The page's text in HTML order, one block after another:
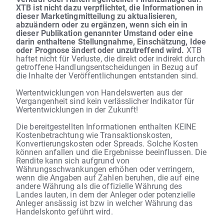
XTB ist nicht dazu verpflichtet, die Informationen in
dieser Marketingmitteilung zu aktualisieren,
abzuändern oder zu ergänzen, wenn sich ein in
dieser Publikation genannter Umstand oder eine
darin enthaltene Stellungnahme, Einschätzung, Idee
oder Prognose ändert oder unzutreffend wird.XTB
haftet nicht für Verluste, die direkt oder indirekt durch
getroffene Handlungsentscheidungen in Bezug auf
die Inhalte der Veröffentlichungen entstanden sind.
Wertentwicklungen von Handelswerten aus der
Vergangenheit sind kein verlässlicher Indikator für
Wertentwicklungen in der Zukunft!
Die bereitgestellten Informationen enthalten KEINE
Kostenbetrachtung wie Transaktionskosten,
Konvertierungskosten oder Spreads. Solche Kosten
können anfallen und die Ergebnisse beeinflussen. Die
Rendite kann sich aufgrund von
Währungsschwankungen erhöhen oder verringern,
wenn die Angaben auf Zahlen beruhen, die auf eine
andere Währung als die offizielle Währung des
Landes lauten, in dem der Anleger oder potenzielle
Anleger ansässig ist bzw in welcher Währung das
Handelskonto geführt wird.